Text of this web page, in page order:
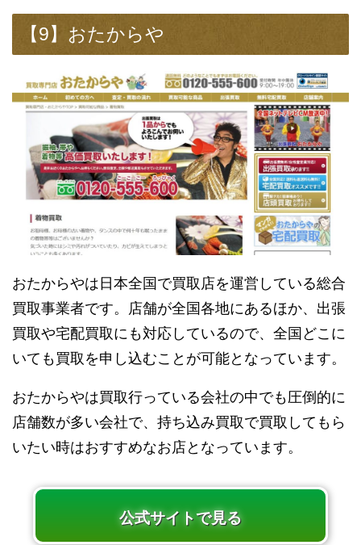
【9】おたからや
おたからやは日本全国で買取店を運営している総合
買取事業者です。店舗が全国各地にあるほか、出張
買取や宅配買取にも対応しているので、全国どこに
いても買取を申し込むことが可能となっています。
おたからやは買取行っている会社の中でも圧倒的に
店舗数が多い会社で、持ち込み買取で買取してもら
いたい時はおすすめなお店となっています。
公式サイトで見る